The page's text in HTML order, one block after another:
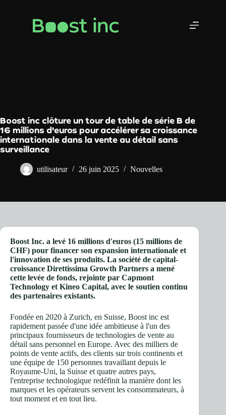
Boost inc clôture un tour de table de série B de
16 millions d'euros pour accélérer sa croissance
internationale dans la vente au détail sans
surveillance
utilisateur 26 juin 2025 Nouvelles
Boost Inc. a levé 16 millions d'euros (15 millions de
CHF) pour financer son expansion internationale et
l'innovation de ses produits. La société de capital-
croissance Direttissima Growth Partners a mené
cette levée de fonds, rejointe par Capmont
Technology et Kineo Capital, avec le soutien continu
des partenaires existants.
Fondée en 2020 à Zurich, en Suisse, Boost inc est
rapidement passée d'une idée ambitieuse à l'un des
principaux fournisseurs de technologies de vente au
détail sans personnel en Europe. Avec des milliers de
points de vente actifs, des clients sur trois continents et
une équipe de 150 personnes travaillant depuis le
Royaume-Uni, la Suisse et quatre autres pays,
l'entreprise technologique redéfinit la manière dont les
marques et les opérateurs servent les consommateurs, à
tout moment et en tout lieu.